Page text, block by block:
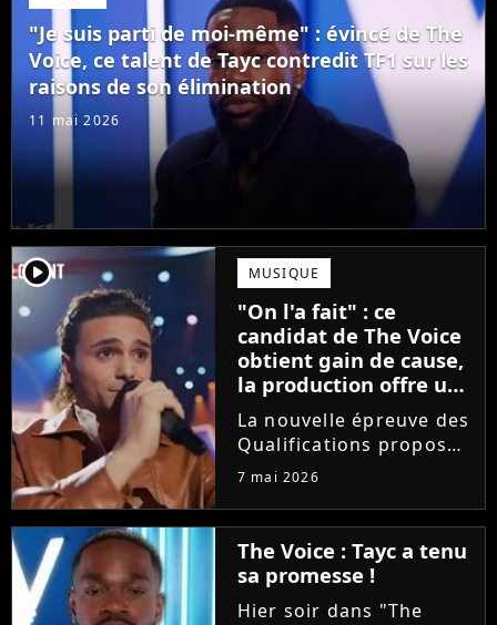
Performances, est
avancé d'un jour. La...
"Je suis parti de moi-même" : évincé de The
Voice, ce talent de Tayc contredit TF1 sur les
raisons de son élimination
11 mai 2026
player2 MUSIQUE
"On l'a fait" : ce
candidat de The Voice
obtient gain de cause,
la production offre une
compensation à tous
les talents
La nouvelle épreuve des
Qualifications proposée
dans The Voice est loin
Furieux d'avoir vu sa
prestation être
raccourcie au montage,
Yanis Si Ah est monté
au...
7 mai 2026
The Voice : Tayc a tenu
sa promesse !
Hier soir dans "The